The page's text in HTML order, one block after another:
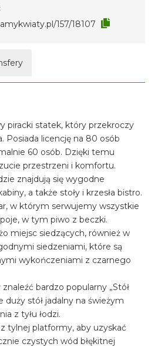
157/18107
piracki statek, który przekroczy
Posiada licencję na 80 osób
60 osób. Dzięki temu
przestrzeni i komfortu.
znajdują się wygodne
a także stoły i krzesła bistro.
w którym serwujemy wszystkie
w tym piwo z beczki.
miejsc siedzących, również w
siedzeniami, które są
wykończeniami z czarnego
znaleźć bardzo popularny „Stół
duży stół jadalny na świeżym
z tyłu łodzi.
tylnej platformy, aby uzyskać
czystych wód błękitnej